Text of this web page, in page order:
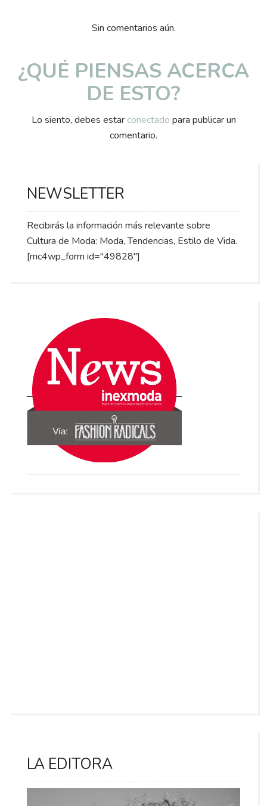
Sin comentarios aún.
¿QUÉ PIENSAS ACERCA
DE ESTO?
Lo siento, debes estar conectado para publicar un
comentario.
NEWSLETTER
Recibirás la información más relevante sobre
Cultura de Moda: Moda, Tendencias, Estilo de Vida.
[mc4wp_form id="49828"]
LA EDITORA